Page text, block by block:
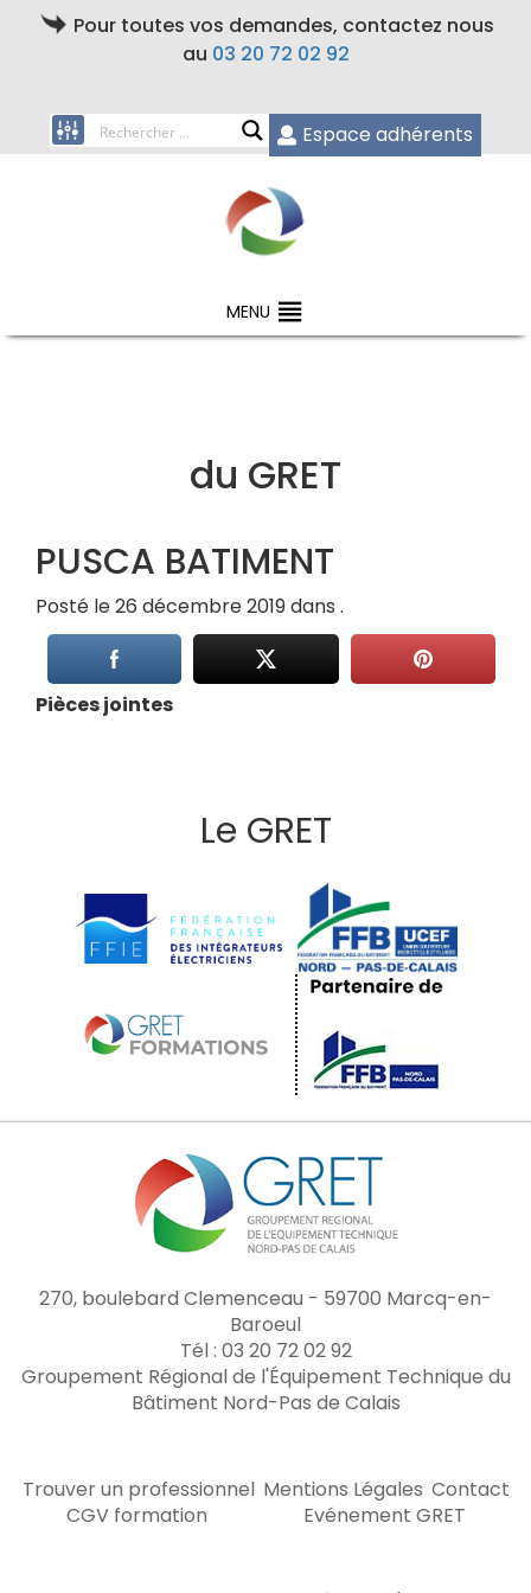
Pour toutes vos demandes, contactez nous
au 03 20 72 02 92
Espace adhérents
MENU
du GRET
PUSCA BATIMENT
Posté le 26 décembre 2019 dans .
Pièces jointes
Le GRET
270, boulebard Clemenceau - 59700 Marcq-en-
Baroeul
Tél : 03 20 72 02 92
Groupement Régional de l'Équipement Technique du
Bâtiment Nord-Pas de Calais
Trouver un professionnel Mentions Légales Contact
CGV formation
Evénement GRET